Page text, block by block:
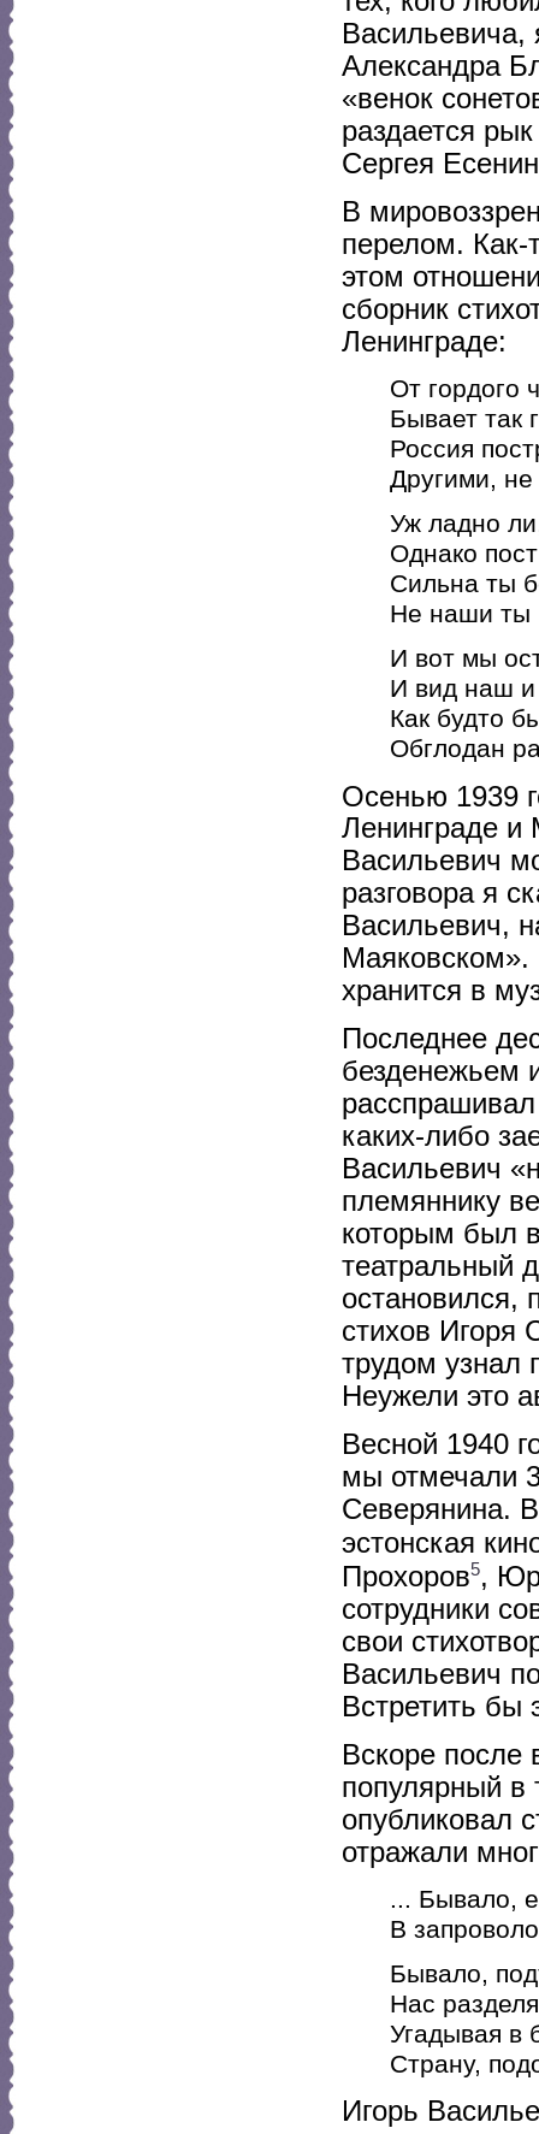
Васильевича,
Александра
«венок
раздается
Сергея
В
перелом. Как-
этом
сборник
Ленинграде:
От гордого
Бывает так
Россия
Другими,
Уж ладно
Однако
Сильна ты
Не наши ты
И вот мы
И вид наш и
Как будто
Обглодан
Осенью 1939
Ленинграде и
Васильевич
разговора я
Васильевич,
хранится в
Последнее
безденежьем
каких-либо
Васильевич
племяннику
которым был
театральный
остановился,
стихов Игоря
трудом узнал
Неужели это
Весной 1940
мы отмечали
Северянина.
эстонская
Прохоров5,
сотрудники
свои
Васильевич
Встретить бы
Вскоре после
популярный в
опубликовал
отражали
... Бывало,
В
Бывало,
Нас
Угадывая в
Страну,
Игорь